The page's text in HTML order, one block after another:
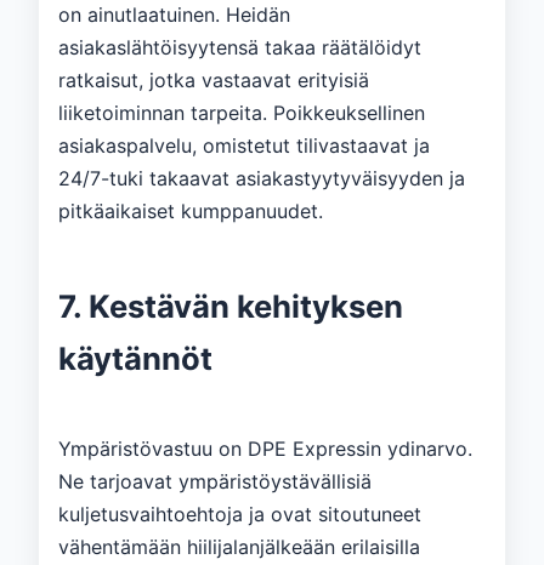
on ainutlaatuinen. Heidän
asiakaslähtöisyytensä takaa räätälöidyt
ratkaisut, jotka vastaavat erityisiä
liiketoiminnan tarpeita. Poikkeuksellinen
asiakaspalvelu, omistetut tilivastaavat ja
24/7-tuki takaavat asiakastyytyväisyyden ja
pitkäaikaiset kumppanuudet.
7. Kestävän kehityksen
käytännöt
Ympäristövastuu on DPE Expressin ydinarvo.
Ne tarjoavat ympäristöystävällisiä
kuljetusvaihtoehtoja ja ovat sitoutuneet
vähentämään hiilijalanjälkeään erilaisilla